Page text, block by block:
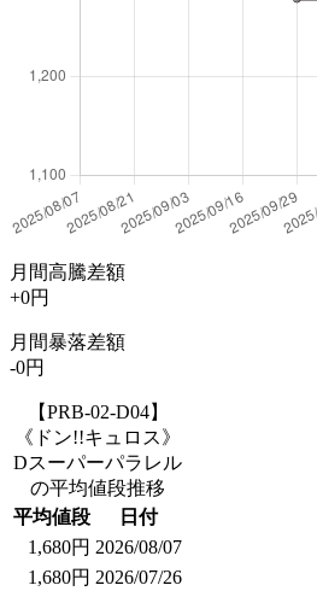
月間高騰差額
+0円
月間暴落差額
-0円
【PRB-02-D04】
《ドン!!キュロス》
Dスーパーパラレル
の平均値段推移
平均値段
日付
1,680円 2026/08/07
1,680円 2026/07/26